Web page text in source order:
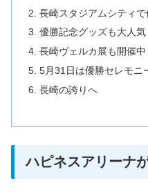
長崎スタジアムシティで
優勝記念グッズも大人気
長崎ヴェルカ展も開催中
5月31日は優勝セレモニ
長崎の誇りへ
ハピネスアリーナ